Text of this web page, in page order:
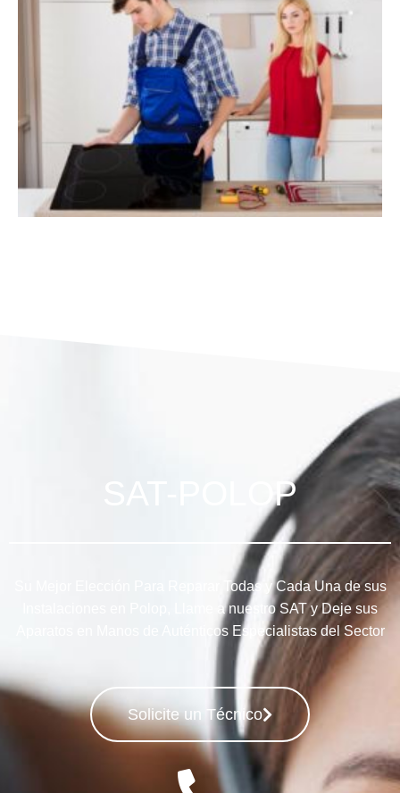
SAT-POLOP
Su Mejor Elección Para Reparar Todas y Cada Una de sus
Instalaciones en Polop, Llame a nuestro SAT y Deje sus
Aparatos en Manos de Auténticos Especialistas del Sector
Solicite un Técnico